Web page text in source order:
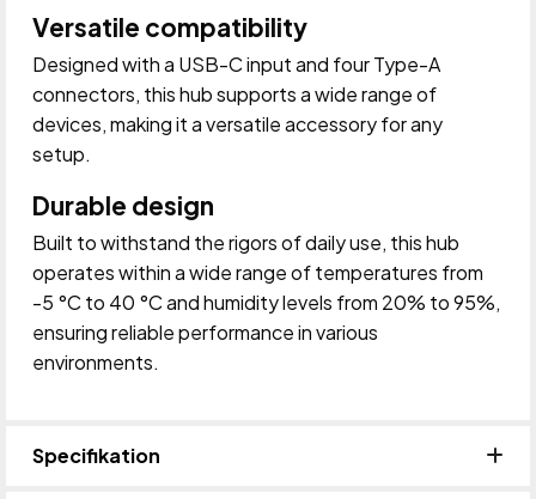
Versatile compatibility
Designed with a USB-C input and four Type-A
connectors, this hub supports a wide range of
devices, making it a versatile accessory for any
setup.
Durable design
Built to withstand the rigors of daily use, this hub
operates within a wide range of temperatures from
-5 °C to 40 °C and humidity levels from 20% to 95%,
ensuring reliable performance in various
environments.
Specifikation